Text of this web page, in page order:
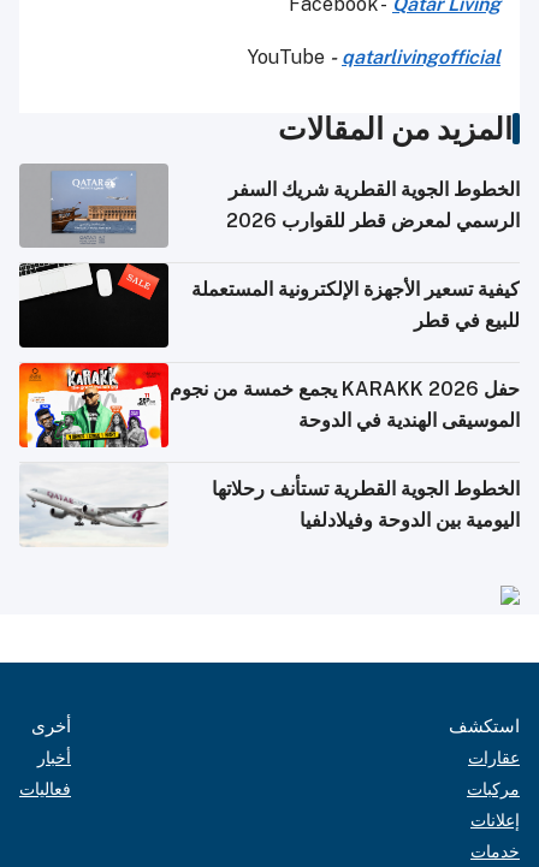
YouTube - qatarlivingofficial
المزيد من المقالات
الخطوط الجوية القطرية شريك السفر
الرسمي لمعرض قطر للقوارب 2026
كيفية تسعير الأجهزة الإلكترونية المستعملة
للبيع في قطر
حفل KARAKK 2026 يجمع خمسة من نجوم
الموسيقى الهندية في الدوحة
الخطوط الجوية القطرية تستأنف رحلاتها
اليومية بين الدوحة وفيلادلفيا
استكشف
عقارات
مركبات
إعلانات
خدمات
أخرى
أخبار
فعاليات